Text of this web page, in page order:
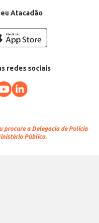
Atacadão
redes sociais
procure a Delegacia de Polícia
Público.